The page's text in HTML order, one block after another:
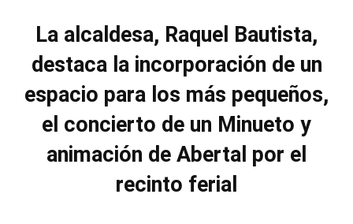
La alcaldesa, Raquel Bautista,
destaca la incorporación de un
espacio para los más pequeños,
el concierto de un Minueto y
animación de Abertal por el
recinto ferial